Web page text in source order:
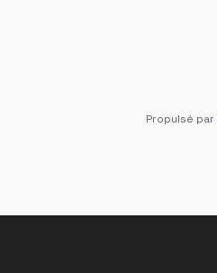
Propulsé par